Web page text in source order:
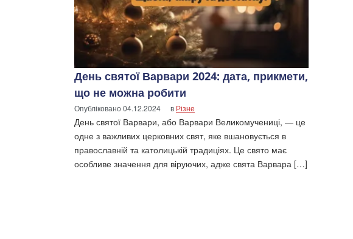
День святої Варвари 2024: дата, прикмети,
що не можна робити
Опубліковано04.12.2024 в Різне
День святої Варвари, або Варвари Великомучениці, — це
одне з важливих церковних свят, яке вшановується в
православній та католицькій традиціях. Це свято має
особливе значення для віруючих, адже свята Варвара […]